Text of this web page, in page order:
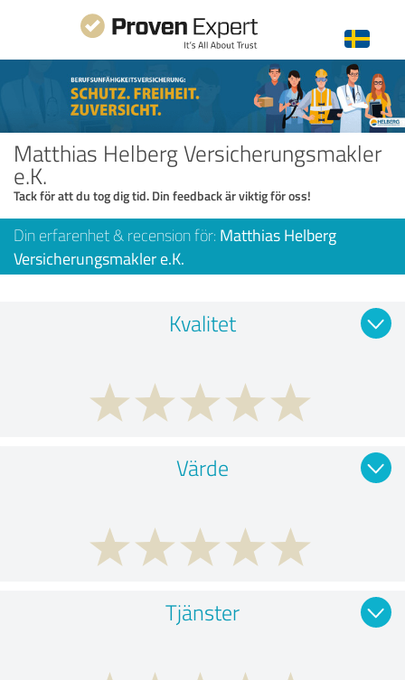
Matthias Helberg Versicherungsmakler
e.K.
Tack för att du tog dig tid. Din feedback är viktig för oss!
Din erfarenhet & recension för: Matthias Helberg
Versicherungsmakler e.K.
Kvalitet
Värde
Tjänster